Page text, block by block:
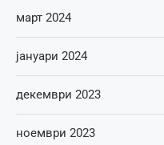
март 2024
јануари 2024
декември 2023
ноември 2023